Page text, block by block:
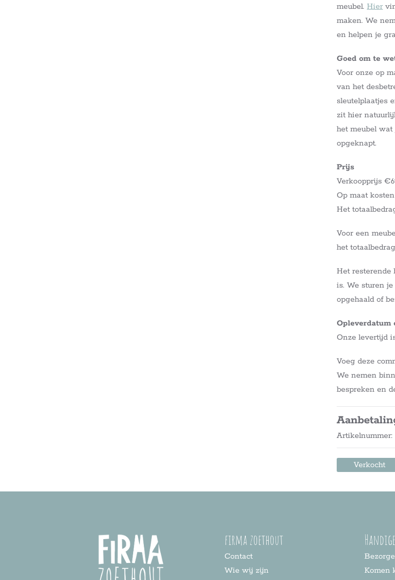
meubel.Hier
maken. We
en helpen je
Goed om te
Voor onze op
van het
sleutelplaatjes
zit hier
het meubel
opgeknapt.
Prijs
Verkoopprijs
Op maat
Het
Voor een
het
Het resterende
is. We sturen
opgehaald of
Opleverdatum
Onze levertijd
Voeg deze
We nemen
bespreken en
Artikelnummer:
Verkocht
firma zoethout
Contact
Wie wij zijn
Komen